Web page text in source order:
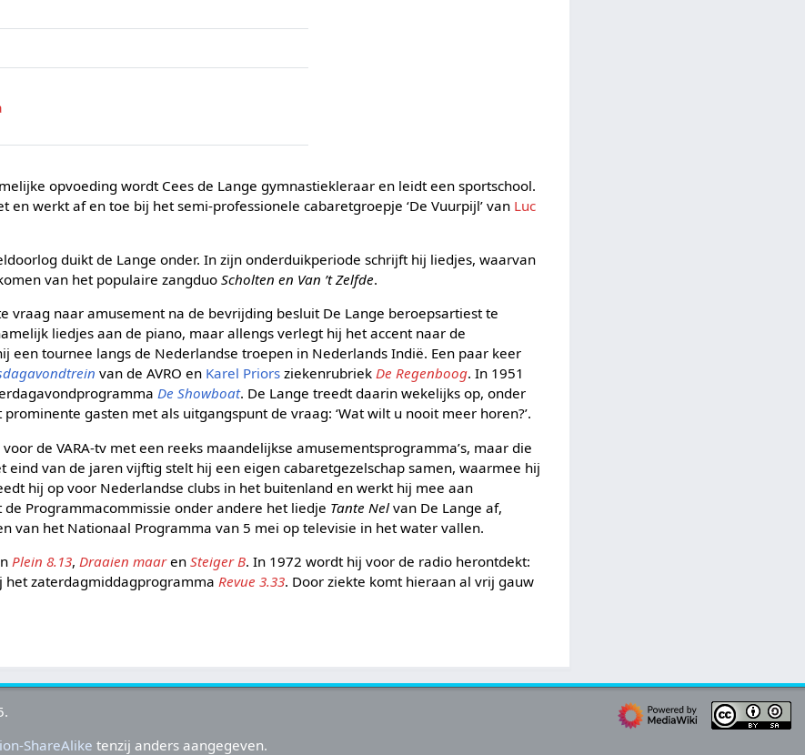
opvoeding wordt Cees de Lange gymnastiekleraar en leidt een sportschool.
en werkt af en toe bij het semi-professionele cabaretgroepje ‘De Vuurpijl’ van Luc
duikt de Lange onder. In zijn onderduikperiode schrijft hij liedjes, waarvan
van het populaire zangduoScholten en Van ’t Zelfde.
vraag naar amusement na de bevrijding besluit De Lange beroepsartiest te
liedjes aan de piano, maar allengs verlegt hij het accent naar de
een tournee langs de Nederlandse troepen in Nederlands Indië. Een paar keer
van de AVRO en Karel Priors ziekenrubriekDe Regenboog. In 1951
De Showboat. De Lange treedt daarin wekelijks op, onder
gasten met als uitgangspunt de vraag: ‘Wat wilt u nooit meer horen?’.
de VARA-tv met een reeks maandelijkse amusementsprogramma’s, maar die
eind van de jaren vijftig stelt hij een eigen cabaretgezelschap samen, waarmee hij
hij op voor Nederlandse clubs in het buitenland en werkt hij mee aan
Programmacommissie onder andere het liedje Tante Nel van De Lange af,
van het Nationaal Programma van 5 mei op televisie in het water vallen.
Plein 8.13, Draaien maarenSteiger B. In 1972 wordt hij voor de radio herontdekt:
het zaterdagmiddagprogramma Revue 3.33. Door ziekte komt hieraan al vrij gauw
ShareAlike tenzij anders aangegeven.